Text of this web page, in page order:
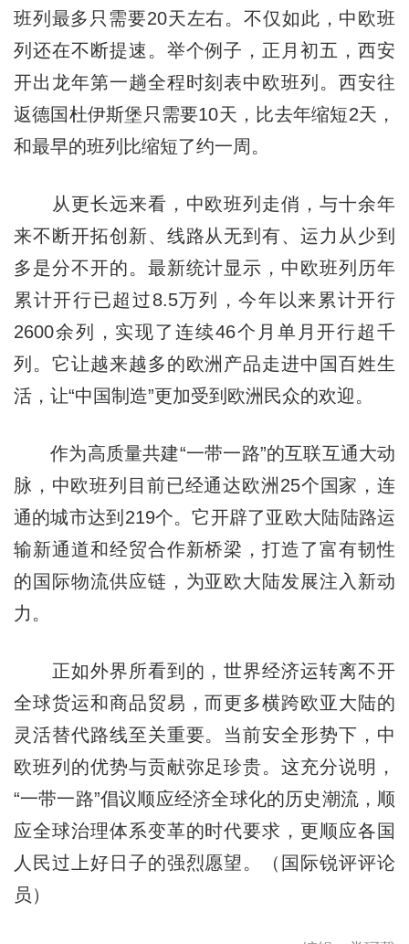
班列最多只需要20天左右。不仅如此，中欧班
列还在不断提速。举个例子，正月初五，西安
开出龙年第一趟全程时刻表中欧班列。西安往
返德国杜伊斯堡只需要10天，比去年缩短2天，
和最早的班列比缩短了约一周。
从更长远来看，中欧班列走俏，与十余年
来不断开拓创新、线路从无到有、运力从少到
多是分不开的。最新统计显示，中欧班列历年
累计开行已超过8.5万列，今年以来累计开行
2600余列，实现了连续46个月单月开行超千
列。它让越来越多的欧洲产品走进中国百姓生
活，让“中国制造”更加受到欧洲民众的欢迎。
作为高质量共建“一带一路”的互联互通大动
脉，中欧班列目前已经通达欧洲25个国家，连
通的城市达到219个。它开辟了亚欧大陆陆路运
输新通道和经贸合作新桥梁，打造了富有韧性
的国际物流供应链，为亚欧大陆发展注入新动
力。
正如外界所看到的，世界经济运转离不开
全球货运和商品贸易，而更多横跨欧亚大陆的
灵活替代路线至关重要。当前安全形势下，中
欧班列的优势与贡献弥足珍贵。这充分说明，
“一带一路”倡议顺应经济全球化的历史潮流，顺
应全球治理体系变革的时代要求，更顺应各国
人民过上好日子的强烈愿望。（国际锐评评论
员）